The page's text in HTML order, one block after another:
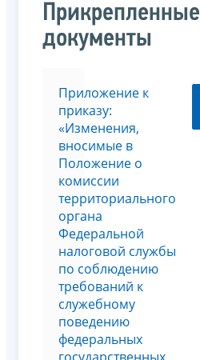
Прикрепленные
документы
Приложение к
приказу:
«Изменения,
вносимые в
Положение о
комиссии
территориального
органа
Федеральной
налоговой службы
по соблюдению
требований к
служебному
поведению
федеральных